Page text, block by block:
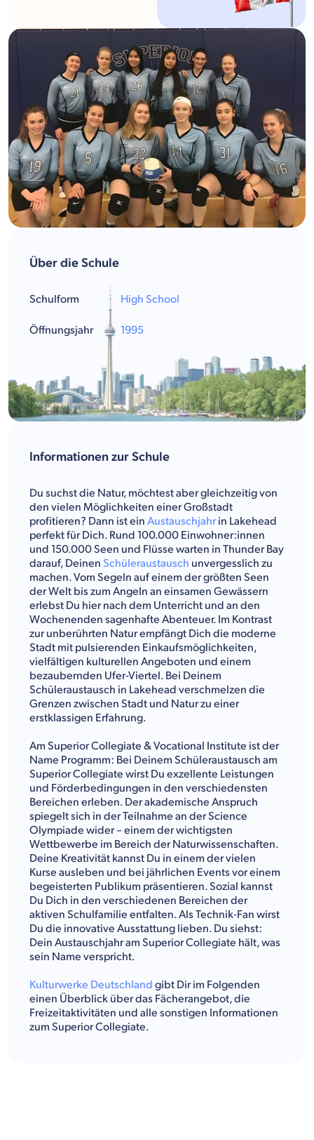
Informationen zur Schule
Du suchst die Natur, möchtest aber gleichzeitig von
den vielen Möglichkeiten einer Großstadt
profitieren? Dann ist ein Austauschjahrin Lakehead
perfekt für Dich. Rund 100.000 Einwohner:innen
und 150.000 Seen und Flüsse warten in Thunder Bay
darauf, Deinen Schüleraustausch unvergesslich zu
machen. Vom Segeln auf einem der größten Seen
der Welt bis zum Angeln an einsamen Gewässern
erlebst Du hier nach dem Unterricht und an den
Wochenenden sagenhafte Abenteuer. Im Kontrast
zur unberührten Natur empfängt Dich die moderne
Stadt mit pulsierenden Einkaufsmöglichkeiten,
vielfältigen kulturellen Angeboten und einem
bezaubernden Ufer-Viertel. Bei Deinem
Schüleraustausch in Lakehead verschmelzen die
Grenzen zwischen Stadt und Natur zu einer
erstklassigen Erfahrung.
Am Superior Collegiate & Vocational Institute ist der
Name Programm: Bei Deinem Schüleraustausch am
Superior Collegiate wirst Du exzellente Leistungen
und Förderbedingungen in den verschiedensten
Bereichen erleben. Der akademische Anspruch
spiegelt sich in der Teilnahme an der Science
Olympiade wider – einem der wichtigsten
Wettbewerbe im Bereich der Naturwissenschaften.
Deine Kreativität kannst Du in einem der vielen
Kurse ausleben und bei jährlichen Events vor einem
begeisterten Publikum präsentieren. Sozial kannst
Du Dich in den verschiedenen Bereichen der
aktiven Schulfamilie entfalten. Als Technik-Fan wirst
Du die innovative Ausstattung lieben. Du siehst:
Dein Austauschjahr am Superior Collegiate hält, was
sein Name verspricht.
Kulturwerke Deutschland gibt Dir im Folgenden
einen Überblick über das Fächerangebot, die
Freizeitaktivitäten und alle sonstigen Informationen
zum Superior Collegiate.
Über die Schule
Schulform
Öffnungsjahr
High School
1995